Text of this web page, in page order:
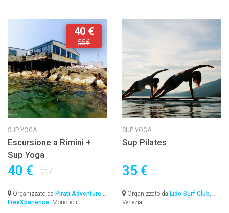
40 €
55€
SUP YOGA
Escursione a Rimini +
Sup Yoga
40 € 55 €
Organizzato da Pirati Adventure &
FreeXperience , Monopoli
SUP YOGA
Sup Pilates
35 €
Organizzato da Lido Surf Club
Venezia